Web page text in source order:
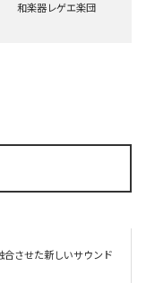
和楽器レゲエ楽団
させた新しいサウンド